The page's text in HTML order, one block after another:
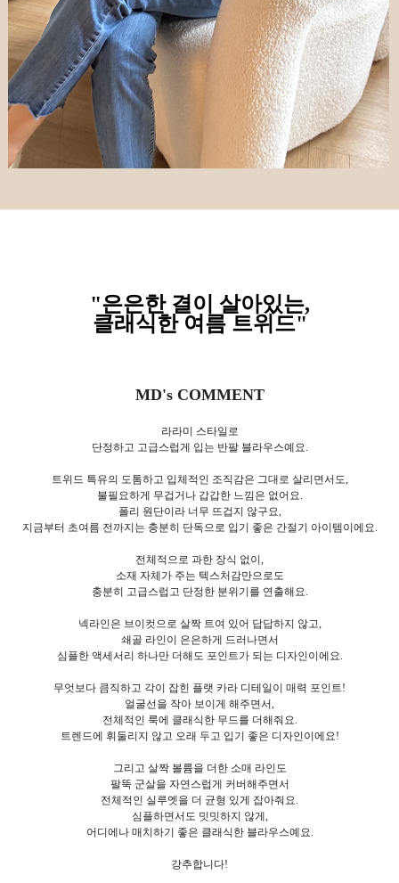
"은은한 결이 살아있는,
클래식한 여름 트위드"
MD's COMMENT
라라미 스타일로
단정하고 고급스럽게 입는 반팔 블라우스예요.
트위드 특유의 도톰하고 입체적인 조직감은 그대로 살리면서도,
불필요하게 무겁거나 갑갑한 느낌은 없어요.
폴리 원단이라 너무 뜨겁지 않구요,
지금부터 초여름 전까지는 충분히 단독으로 입기 좋은 간절기 아이템이에요.
전체적으로 과한 장식 없이,
소재 자체가 주는 텍스처감만으로도
충분히 고급스럽고 단정한 분위기를 연출해요.
넥라인은 브이컷으로 살짝 트여 있어 답답하지 않고,
쇄골 라인이 은은하게 드러나면서
심플한 액세서리 하나만 더해도 포인트가 되는 디자인이에요.
무엇보다 큼직하고 각이 잡힌 플랫 카라 디테일이 매력 포인트!
얼굴선을 작아 보이게 해주면서,
전체적인 룩에 클래식한 무드를 더해줘요.
트렌드에 휘둘리지 않고 오래 두고 입기 좋은 디자인이에요!
그리고 살짝 볼륨을 더한 소매 라인도
팔뚝 군살을 자연스럽게 커버해주면서
전체적인 실루엣을 더 균형 있게 잡아줘요.
심플하면서도 밋밋하지 않게,
어디에나 매치하기 좋은 클래식한 블라우스예요.
강추합니다!